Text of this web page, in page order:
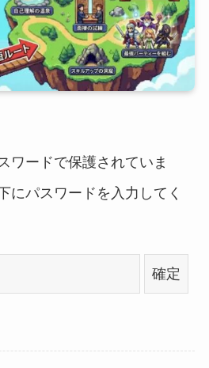
ワードで保護されていま
にパスワードを入力してく